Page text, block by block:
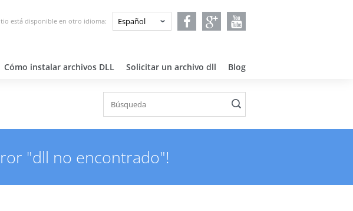
está disponible en otro idioma:
Cómo instalar archivos DLL Solicitar un archivo dll Blog
"dll no encontrado"!